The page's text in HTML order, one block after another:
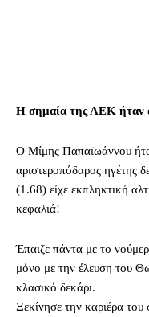
Η σημαία της ΑΕΚ ήταν
Ο Μίμης Παπαϊωάννου
αριστεροπόδαρος ηγέτης
(1.68) είχε εκπληκτική
κεφαλιά!
Έπαιζε πάντα με το
μόνο με την έλευση του
κλασικό δεκάρι.
Ξεκίνησε την καριέρα